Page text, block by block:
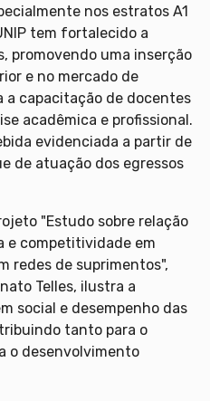
nos estratos A1
tem fortalecido a
promovendo uma inserção
e no mercado de
capacitação de docentes
acadêmica e profissional.
evidenciada a partir de
de atuação dos egressos
"Estudo sobre relação
e competitividade em
redes de suprimentos",
Telles, ilustra a
social e desempenho das
tanto para o
o desenvolvimento